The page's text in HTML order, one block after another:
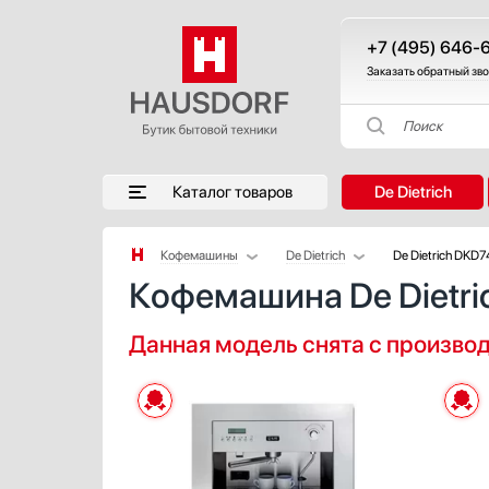
+7 (495) 646-
Заказать обратный
Поиск
Каталог товаров De Dietrich
Кофемашины
Аксессуары
Аксессуары и принадлежности
Акустические системы
Беспроводные акустические системы
Блендеры
Вакуумные упаковщики
De Dietrich
AEG
Barazza
Bosch
DeLonghi
Electrolux
De Dietrich
Кофемашина De
Данная модель снята с